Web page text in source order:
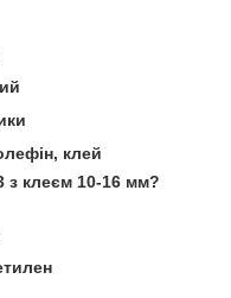
клей
з клеєм 10-16 мм?